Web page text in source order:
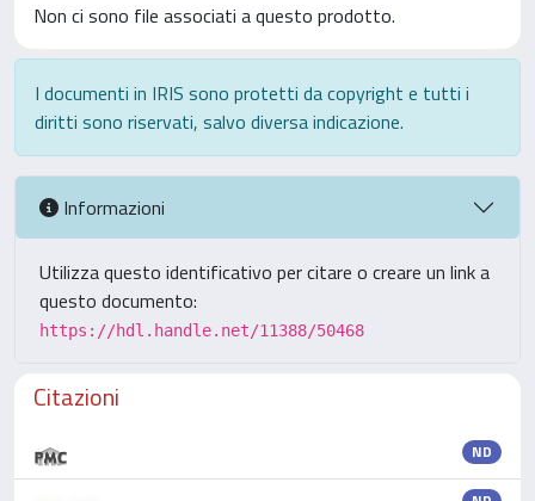
Non ci sono file associati a questo prodotto.
I documenti in IRIS sono protetti da copyright e tutti i
diritti sono riservati, salvo diversa indicazione.
Informazioni
Utilizza questo identificativo per citare o creare un link a
questo documento:
https://hdl.handle.net/11388/50468
Citazioni
ND